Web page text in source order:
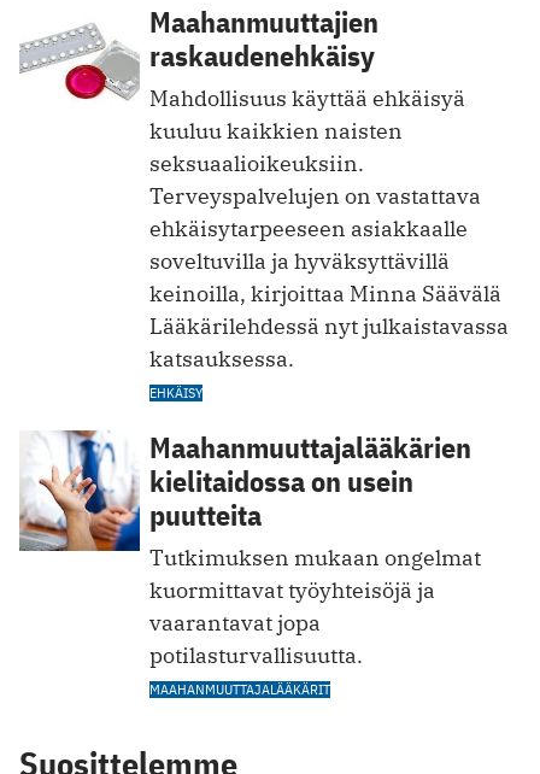
Maahanmuuttajien
raskaudenehkäisy
Mahdollisuus käyttää ehkäisyä
kuuluu kaikkien naisten
seksuaalioikeuksiin.
Terveyspalvelujen on vastattava
ehkäisytarpeeseen asiakkaalle
soveltuvilla ja hyväksyttävillä
keinoilla, kirjoittaa Minna Säävälä
Lääkärilehdessä nyt julkaistavassa
katsauksessa.
EHKÄISY
Maahanmuuttajalääkärien
kielitaidossa on usein
puutteita
Tutkimuksen mukaan ongelmat
kuormittavat ­työyhteisöjä ja
vaarantavat jopa
potilasturvallisuutta.
MAAHANMUUTTAJALÄÄKÄRIT
Suosittelemme